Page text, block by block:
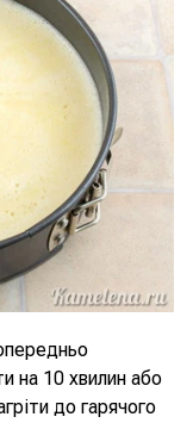
на 10 хвилин або
до гарячого